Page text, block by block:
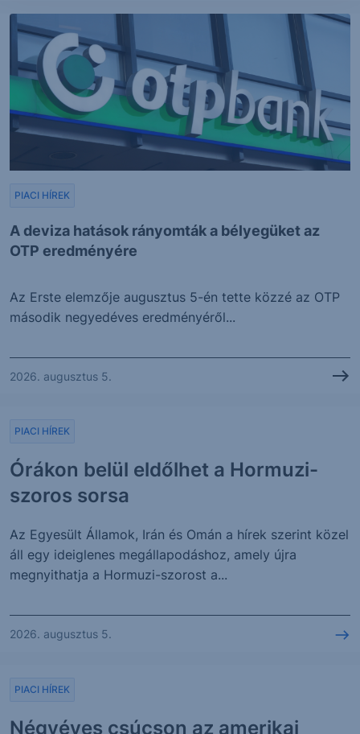
A deviza hatások rányomták a bélyegüket az
OTP eredményére
PIACI HÍREK
Az Erste elemzője augusztus 5-én tette közzé az OTP
második negyedéves eredményéről...
2026. augusztus 5.
Órákon belül eldőlhet a Hormuzi-
szoros sorsa
PIACI HÍREK
Az Egyesült Államok, Irán és Omán a hírek szerint közel
áll egy ideiglenes megállapodáshoz, amely újra
megnyithatja a Hormuzi-szorost a...
2026. augusztus 5.
Négyéves csúcson az amerikai
PIACI HÍREK